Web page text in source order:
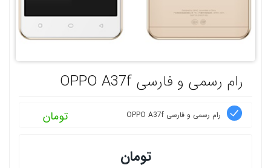
رام رسمی و فارسی OPPO A37f
رام رسمی و فارسی OPPO A37f تومان
تومان